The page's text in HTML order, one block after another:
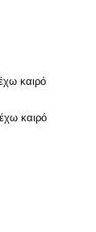
καιρό
καιρό